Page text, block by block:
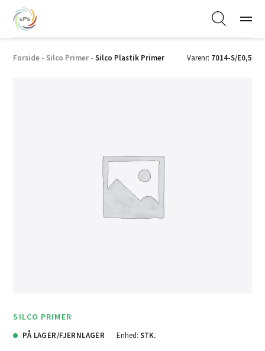
Forside - Silco Primer - Silco Plastik Primer Varenr: 7014-S/E0,5
SILCO PRIMER
PÅ LAGER/FJERNLAGER Enhed: STK.